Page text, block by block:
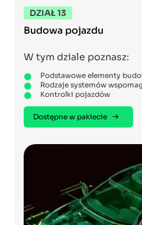
DZIAŁ 13
Budowa pojazdu
W tym dziale poznasz:
Podstawowe elementy
Rodzaje systemów
Kontrolki pojazdów
Dostępne w pakiecie